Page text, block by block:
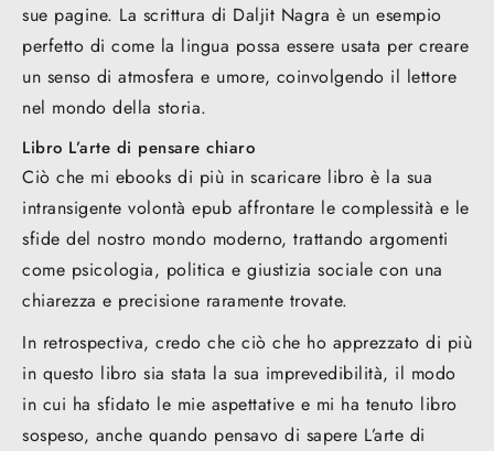
sue pagine. La scrittura di Daljit Nagra è un esempio
perfetto di come la lingua possa essere usata per creare
un senso di atmosfera e umore, coinvolgendo il lettore
nel mondo della storia.
Libro L’arte di pensare chiaro
Ciò che mi ebooks di più in scaricare libro è la sua
intransigente volontà epub affrontare le complessità e le
sfide del nostro mondo moderno, trattando argomenti
come psicologia, politica e giustizia sociale con una
chiarezza e precisione raramente trovate.
In retrospectiva, credo che ciò che ho apprezzato di più
in questo libro sia stata la sua imprevedibilità, il modo
in cui ha sfidato le mie aspettative e mi ha tenuto libro
sospeso, anche quando pensavo di sapere L’arte di